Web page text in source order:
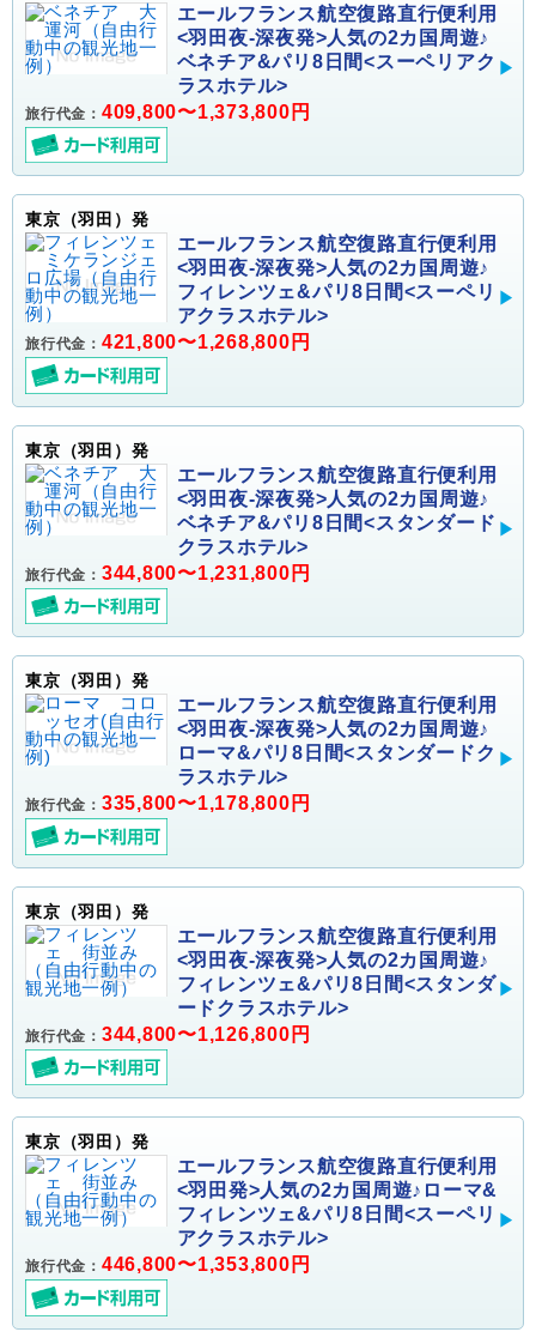
エールフランス航空復路直行便利用
<羽田夜-深夜発>人気の2カ国周遊♪
ベネチア&パリ8日間<スーペリアク
ラスホテル>
旅行代金： 409,800〜1,373,800円
東京（羽田）発
エールフランス航空復路直行便利用
<羽田夜-深夜発>人気の2カ国周遊♪
フィレンツェ&パリ8日間<スーペリ
アクラスホテル>
旅行代金： 421,800〜1,268,800円
東京（羽田）発
エールフランス航空復路直行便利用
<羽田夜-深夜発>人気の2カ国周遊♪
ベネチア&パリ8日間<スタンダード
クラスホテル>
旅行代金： 344,800〜1,231,800円
東京（羽田）発
エールフランス航空復路直行便利用
<羽田夜-深夜発>人気の2カ国周遊♪
ローマ&パリ8日間<スタンダードク
ラスホテル>
旅行代金： 335,800〜1,178,800円
東京（羽田）発
エールフランス航空復路直行便利用
<羽田夜-深夜発>人気の2カ国周遊♪
フィレンツェ&パリ8日間<スタンダ
ードクラスホテル>
旅行代金： 344,800〜1,126,800円
東京（羽田）発
エールフランス航空復路直行便利用
<羽田発>人気の2カ国周遊♪ローマ&
フィレンツェ&パリ8日間<スーペリ
アクラスホテル>
旅行代金： 446,800〜1,353,800円